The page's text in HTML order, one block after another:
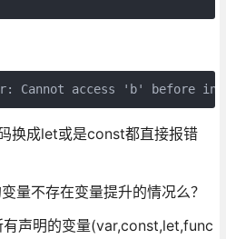
Cannot access 'b' before
换成let或是const都直接报错
量不存在变量提升的情况么？
声明的变量(var,const,let,func